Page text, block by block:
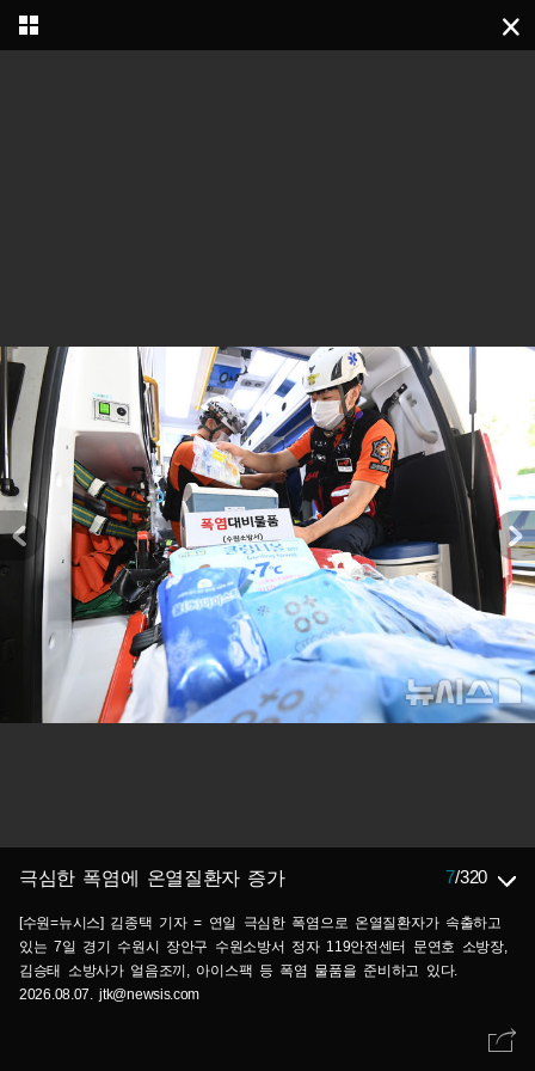
극심한 폭염에 온열질환자 증가 7/320
[수원=뉴시스] 김종택 기자 = 연일 극심한 폭염으로 온열질환자가 속출하고
있는 7일 경기 수원시 장안구 수원소방서 정자 119안전센터 문연호 소방장,
김승태 소방사가 얼음조끼, 아이스팩 등 폭염 물품을 준비하고 있다.
2026.08.07. jtk@newsis.com